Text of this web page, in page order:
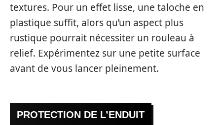
textures. Pour un effet lisse, une taloche en
plastique suffit, alors qu’un aspect plus
rustique pourrait nécessiter un rouleau à
relief. Expérimentez sur une petite surface
avant de vous lancer pleinement.
PROTECTION DE L’ENDUIT